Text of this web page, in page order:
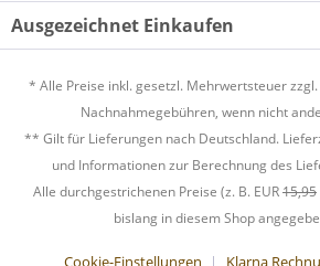
Ausgezeichnet Einkaufen
* Alle Preise inkl. gesetzl. Mehrwertsteuer zzgl.
Nachnahmegebühren, wenn nicht
** Gilt für Lieferungen nach Deutschland.
und Informationen zur Berechnung des
Alle durchgestrichenen Preise (z. B. EUR15,95
bislang in diesem Shop
Cookie-Einstellungen Klarna